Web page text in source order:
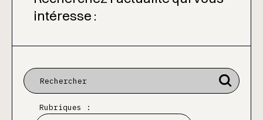
intéresse :
Rubriques :